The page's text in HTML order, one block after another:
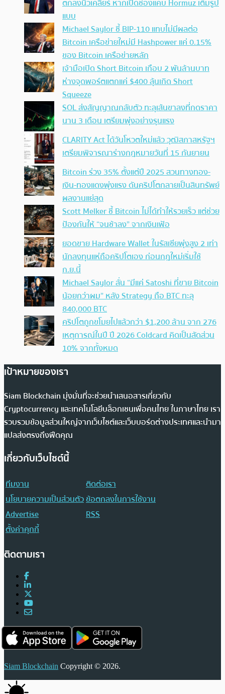
ตกลงนิวเคลียร์ หากเปิดช่องแคบ Hormuz เต็มรูป
แบบ
Michael Saylor ชี้ BIP-110 แทบไม่มีผลต่อ
Bitcoin เครือข่ายใหม่มี Hashpower แค่ 0.15%
ของ Bitcoin เครือข่ายหลัก
เจ้ามือเปิด Short Bitcoin เกือบ 2 พันล้านบาท
ห่างจุดพอร์ตแตกแค่ $400 ลุ้นเกิด Short
Squeeze
SOL ส่งสัญญาณกลับตัว ทะลุเส้นขาลงที่กดราคา
นาน 3 เดือน เตรียมพุ่งอย่างรุนแรง
CLARITY Act ได้วันโหวตใหม่แล้ว วุฒิสภาสหรัฐฯ
เตรียมพิจารณาร่างกฎหมายวันที่ 15 กันยายน
Bitcoin ร่วง 35% ตั้งแต่ปี 2025 สวนทางทอง-
เงิน-ทองแดงพุ่งแรง ดันคริปโตกลายเป็นสินทรัพย์
ผลงานแย่สุด
Scott Melker ชี้ Bitcoin ไม่ได้ทำให้รวยเร็ว แต่ช่วย
ป้องกันให้ “จนช้าลง” จากเงินเฟ้อ
ยอดขาย Hardware Wallet ในรัสเซียพุ่งสูง 2 เท่า
นักลงทุนแห่ถือคริปโตเอง ก่อนกฎใหม่เริ่มใช้
ก.ย.นี้
Michael Saylor ลั่น “มีแค่ Satoshi ที่ขาย Bitcoin
น้อยกว่าผม” หลัง Strategy ถือ BTC ทะลุ
840,000 BTC
คริปโตถูกขโมยไปแล้วกว่า $1,200 ล้าน จาก 276
เหตุการณ์ในปี ปี 2026 Coldcard คิดเป็นสัดส่วน
10% จากทั้งหมด
เป้าหมายของเรา
Siam Blockchain มุ่งมั่นที่จะช่วยนำเสนอสารเกี่ยวกับ
Cryptocurrency และเทคโนโลยีบล็อกเชนเพื่อคนไทย ในภาษาไทย เรา
รวบรวมข้อมูลส่วนใหญ่จากเว็บไซต์และเว็บบอร์ดต่างประเทศและนำมา
แปลส่งตรงถึงฟีดคุณ
เกี่ยวกับเว็บไซต์นี้
ทีมงาน
ติดต่อเรา
นโยบายความเป็นส่วนตัวข้อตกลงในการใช้งาน
Advertise
RSS
ตั้งค่าคุกกี้
ติดตามเรา
Siam Blockchain Copyright © 2026.